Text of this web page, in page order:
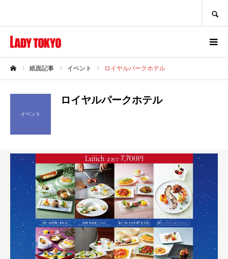
紙面記事 イベント ロイヤルパークホテル
イベント
ロイヤルパークホテル